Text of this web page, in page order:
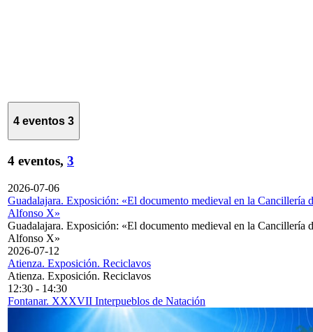
4 eventos 3
4 eventos, 3
2026-07-06
Guadalajara. Exposición: «El documento medieval en la Cancillería
Alfonso X»
Guadalajara. Exposición: «El documento medieval en la Cancillería
Alfonso X»
2026-07-12
Atienza. Exposición. Reciclavos
Atienza. Exposición. Reciclavos
12:30 - 14:30
Fontanar. XXXVII Interpueblos de Natación